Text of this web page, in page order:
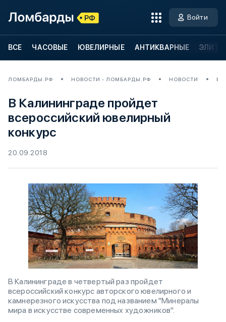
Войти
ВСЕ ЧАСОВЫЕ ЮВЕЛИРНЫЕ АНТИКВАРНЫЕ
ЛОМБАРДЫ.РФ НОВОСТИ - ЛОМБАРДЫ.РФ НОВОСТИ В
В Калининграде пройдет
всероссийский ювелирный
конкурс
20.09.2018
В Калининграде в четвертый раз пройдет
всероссийский конкурс авторского ювелирного и
камнерезного искусства под названием "Минералы
мира в искусстве современных художников".